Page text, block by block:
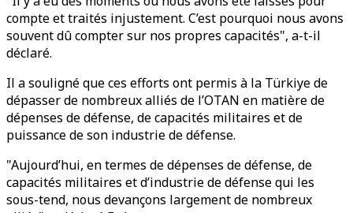
compte et traités injustement. C’est pourquoi nous avons
souvent dû compter sur nos propres capacités", a-t-il
déclaré.
Il a souligné que ces efforts ont permis à la Türkiye de
dépasser de nombreux alliés de l’OTAN en matière de
dépenses de défense, de capacités militaires et de
puissance de son industrie de défense.
"Aujourd’hui, en termes de dépenses de défense, de
capacités militaires et d’industrie de défense qui les
sous-tend, nous devançons largement de nombreux